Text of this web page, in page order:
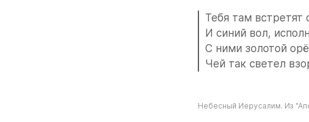
Тебя там встретят
И синий вол,
С ними золотой
Чей так светел
Небесный Иерусалим. Из